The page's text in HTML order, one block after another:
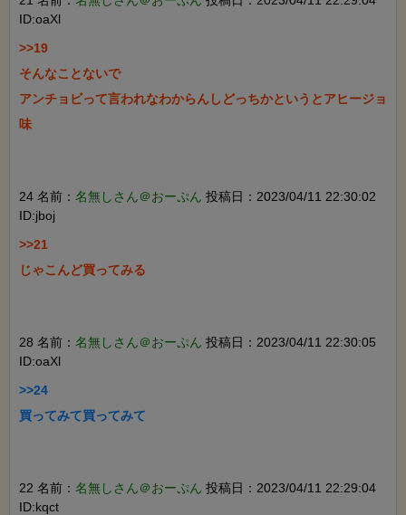
ID:oaXl
>>19
そんなことないで
アンチョビって言われなわからんしどっちかというとアヒージョ
味
24 名前： 名無しさん＠おーぷん 投稿日：2023/04/11 22:30:02
ID:jboj
>>21
じゃこんど買ってみる
28 名前： 名無しさん＠おーぷん 投稿日：2023/04/11 22:30:05
ID:oaXl
>>24
買ってみて買ってみて
22 名前： 名無しさん＠おーぷん 投稿日：2023/04/11 22:29:04
ID:kqct